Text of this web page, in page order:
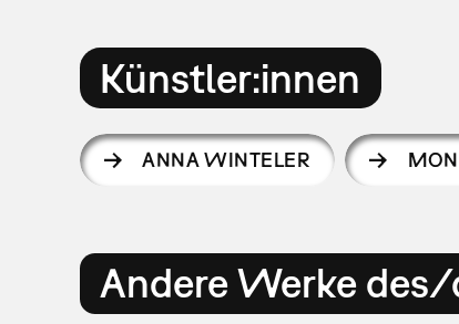
Künstler:innen
ANNA WINTELER
Andere Werke